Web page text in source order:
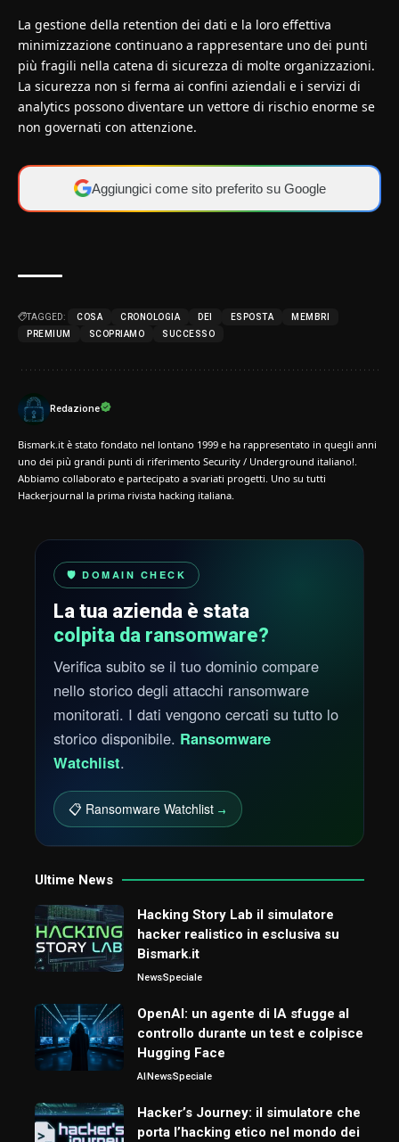
La gestione della retention dei dati e la loro effettiva
minimizzazione continuano a rappresentare uno dei punti
più fragili nella catena di sicurezza di molte organizzazioni.
La sicurezza non si ferma ai confini aziendali e i servizi di
analytics possono diventare un vettore di rischio enorme se
non governati con attenzione.
Aggiungici come sito preferito su Google
TAGGED: COSA CRONOLOGIA DEI ESPOSTA
MEMBRI
PREMIUM
SCOPRIAMO SUCCESSO
Redazione
Bismark.it è stato fondato nel lontano 1999 e ha rappresentato in quegli anni
uno dei più grandi punti di riferimento Security / Underground italiano!.
Abbiamo collaborato e partecipato a svariati progetti. Uno su tutti
Hackerjournal la prima rivista hacking italiana.
🛡️ DOMAIN CHECK
La tua azienda è stata
colpita da ransomware?
Verifica subito se il tuo dominio compare
nello storico degli attacchi ransomware
monitorati. I dati vengono cercati su tutto lo
storico disponibile. Ransomware
Watchlist.
📋 Ransomware Watchlist →
Ultime News
Hacking Story Lab il simulatore
hacker realistico in esclusiva su
Bismark.it
NewsSpeciale
OpenAI: un agente di IA sfugge al
controllo durante un test e colpisce
Hugging Face
AINewsSpeciale
Hacker’s Journey: il simulatore che
porta l’hacking etico nel mondo dei